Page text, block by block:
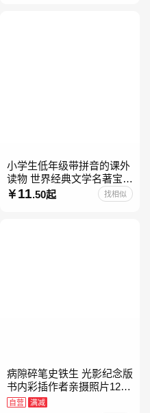
小学生低年级带拼音的课外
读物 世界经典文学名著宝库
儿童彩图注音版 小学生一二
年级课外阅读经典名著故事
11 .50起 找相似
病隙碎笔史铁生 光影纪念版
书内彩插作者亲摄照片12幅
史铁生充满灵性光辉的生命
自营 满减